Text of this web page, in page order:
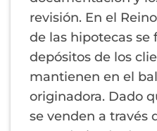
revisión. En el
de las hipotecas se
depósitos de los
mantienen en el
originadora. Dado
se venden a través